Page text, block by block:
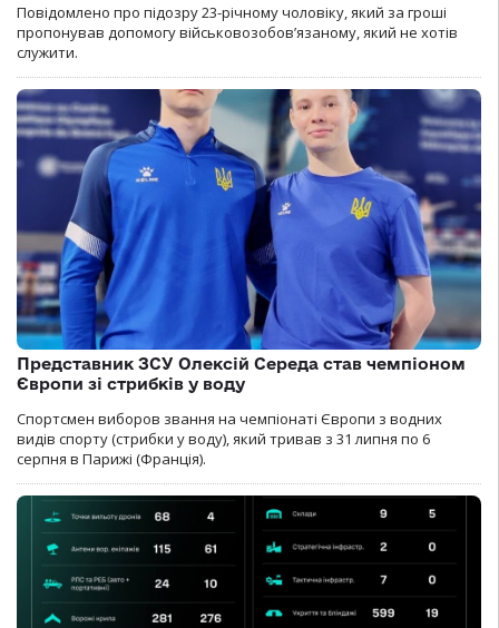
Повідомлено про підозру 23-річному чоловіку, який за гроші
пропонував допомогу військовозобов’язаному, який не хотів
служити.
Представник ЗСУ Олексій Середа став чемпіоном
Європи зі стрибків у воду
Спортсмен виборов звання на чемпіонаті Європи з водних
видів спорту (стрибки у воду), який тривав з 31 липня по 6
серпня в Парижі (Франція).